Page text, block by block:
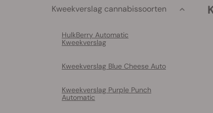
Kweekverslag cannabissoorten
HulkBerry Automatic
Kweekverslag
Kweekverslag Blue Cheese Auto
Kweekverslag Purple Punch
Automatic